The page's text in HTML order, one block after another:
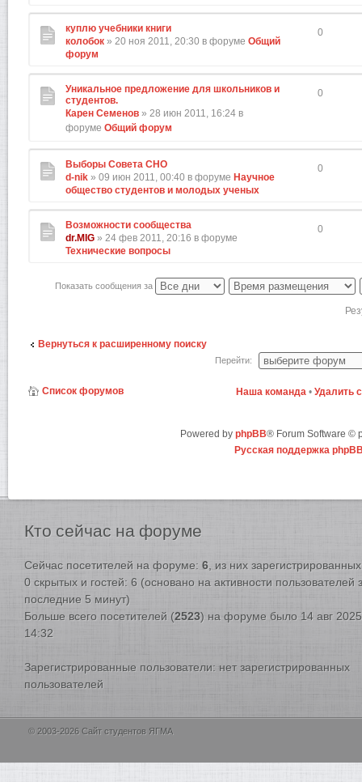
куплю учебники книги
колобок » 20 ноя 2011, 20:30 в форуме Общий
форум
0
Уникальное предложение для школьников и
студентов.
Карен Семенов » 28 июн 2011, 16:24 в
форуме Общий форум
0
Выборы Совета СНО
d-nik » 09 июн 2011, 00:40 в форуме Научное
общество студентов и молодых ученых
0
Возможности сообщества
dr.MIG » 24 фев 2011, 20:16 в форуме
Технические вопросы
0
Показать сообщения за
Вернуться к расширенному поиску
Перейти:
Список форумов Наша команда • Удалить
Powered by phpBB® Forum Software ©
Русская поддержка
Кто сейчас на форуме
Сейчас посетителей на форуме: 6 , из них
0 скрытых и гостей: 6 (основано на активности пользователей
последние 5 минут)
Больше всего посетителей (2523) на форуме было 14 авг
14:32
Зарегистрированные пользователи: нет зарегистрированных
пользователей
© 2003-2026 Сайт студентов ЯГМА